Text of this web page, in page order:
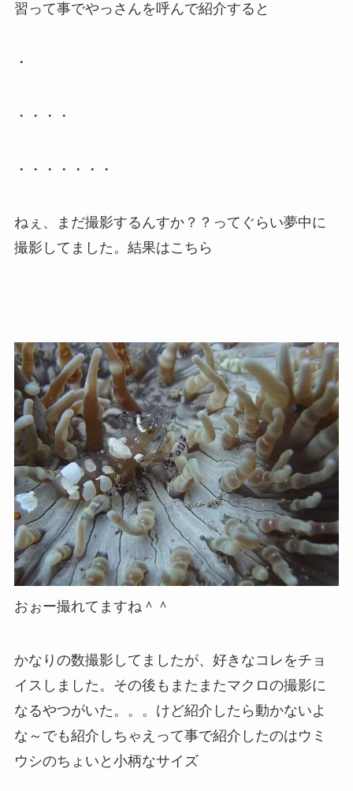
習って事でやっさんを呼んで紹介すると
・
・・・・
・・・・・・・
ねぇ、まだ撮影するんすか？？ってぐらい夢中に
撮影してました。結果はこちら
おぉー撮れてますね＾＾
かなりの数撮影してましたが、好きなコレをチョ
イスしました。その後もまたまたマクロの撮影に
なるやつがいた。。。けど紹介したら動かないよ
な～でも紹介しちゃえって事で紹介したのはウミ
ウシのちょいと小柄なサイズ